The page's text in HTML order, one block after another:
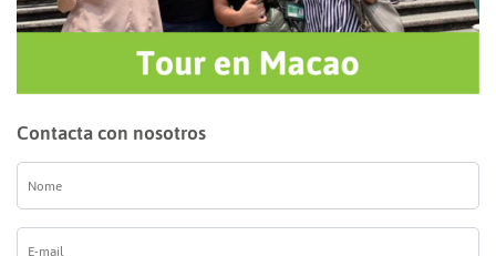
Contacta con nosotros
Nome
E-
mail
*